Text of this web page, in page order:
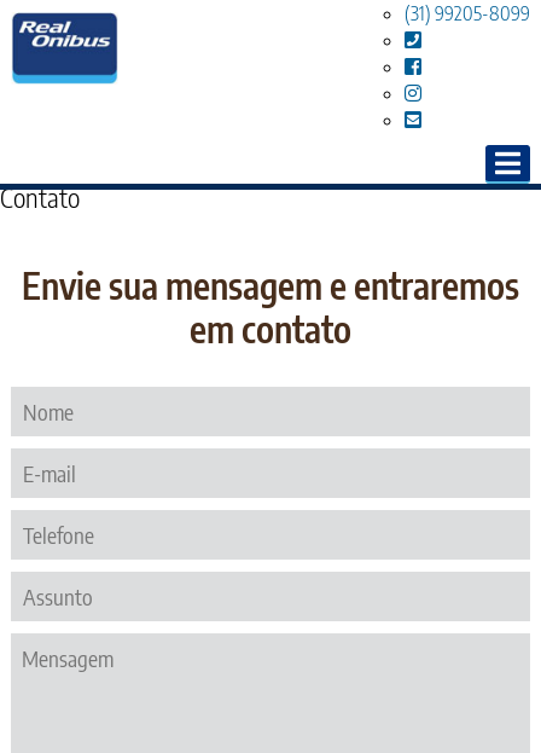
(31) 99205-8099
Contato
Envie sua mensagem e entraremos
em contato